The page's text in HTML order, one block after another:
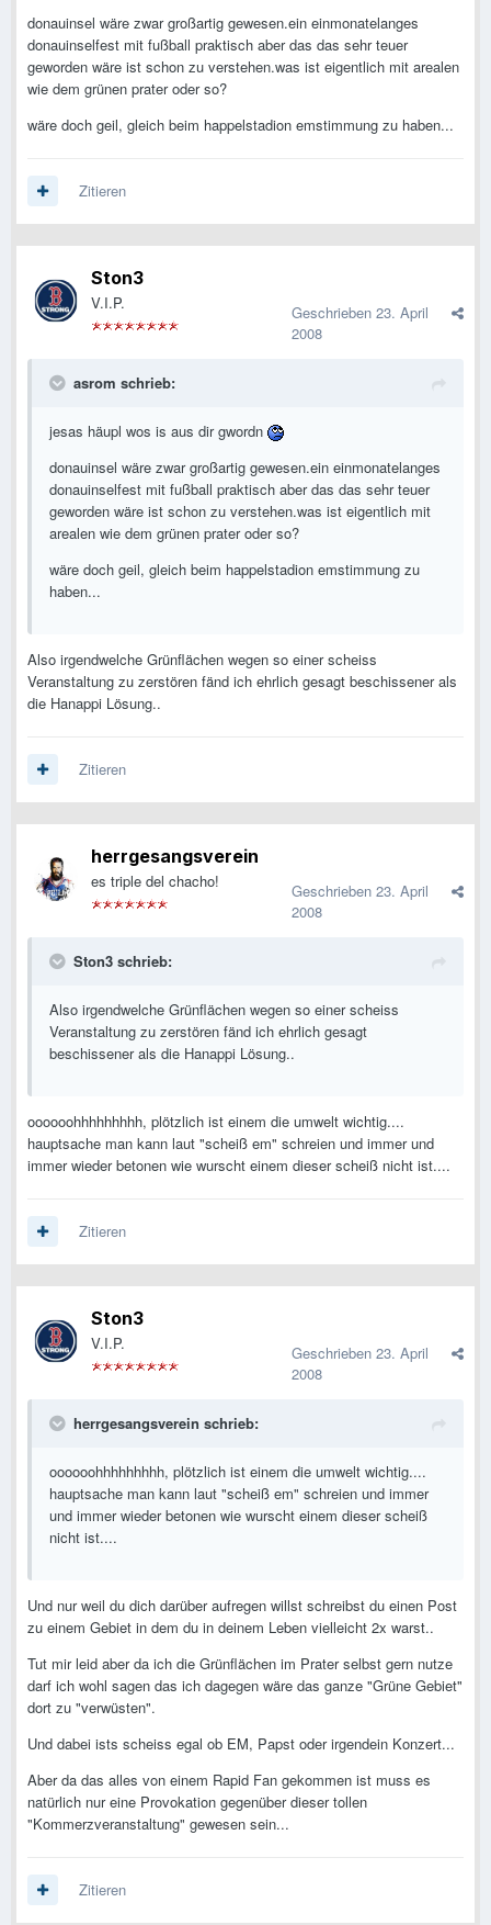
donauinsel wäre zwar großartig gewesen.ein einmonatelanges
donauinselfest mit fußball praktisch aber das das sehr teuer
geworden wäre ist schon zu verstehen.was ist eigentlich mit arealen
wie dem grünen prater oder so?
wäre doch geil, gleich beim happelstadion emstimmung zu haben...
Zitieren
Ston3
V.I.P. Geschrieben 23. April
2008
asrom schrieb:
jesas häupl wos is aus dir gwordn
donauinsel wäre zwar großartig gewesen.ein einmonatelanges
donauinselfest mit fußball praktisch aber das das sehr teuer
geworden wäre ist schon zu verstehen.was ist eigentlich mit
arealen wie dem grünen prater oder so?
wäre doch geil, gleich beim happelstadion emstimmung zu
haben...
Also irgendwelche Grünflächen wegen so einer scheiss
Veranstaltung zu zerstören fänd ich ehrlich gesagt beschissener als
die Hanappi Lösung..
Zitieren
herrgesangsverein
es triple del chacho! Geschrieben 23. April
2008
Ston3 schrieb:
Also irgendwelche Grünflächen wegen so einer scheiss
Veranstaltung zu zerstören fänd ich ehrlich gesagt
beschissener als die Hanappi Lösung..
oooooohhhhhhhhh, plötzlich ist einem die umwelt wichtig....
hauptsache man kann laut "scheiß em" schreien und immer und
immer wieder betonen wie wurscht einem dieser scheiß nicht ist....
Zitieren
Ston3
V.I.P. Geschrieben 23. April
2008
herrgesangsverein schrieb:
oooooohhhhhhhhh, plötzlich ist einem die umwelt wichtig....
hauptsache man kann laut "scheiß em" schreien und immer
und immer wieder betonen wie wurscht einem dieser scheiß
nicht ist....
Und nur weil du dich darüber aufregen willst schreibst du einen Post
zu einem Gebiet in dem du in deinem Leben vielleicht 2x warst..
Tut mir leid aber da ich die Grünflächen im Prater selbst gern nutze
darf ich wohl sagen das ich dagegen wäre das ganze "Grüne Gebiet"
dort zu "verwüsten".
Und dabei ists scheiss egal ob EM, Papst oder irgendein Konzert...
Aber da das alles von einem Rapid Fan gekommen ist muss es
natürlich nur eine Provokation gegenüber dieser tollen
"Kommerzveranstaltung" gewesen sein...
Zitieren